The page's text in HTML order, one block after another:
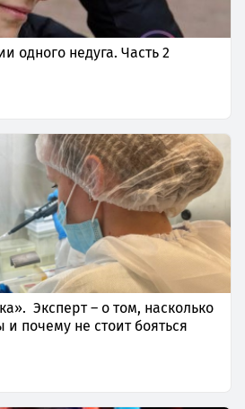
одного недуга. Часть 2
Эксперт – о том, насколько
почему не стоит бояться